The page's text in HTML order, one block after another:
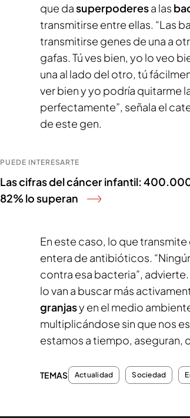
que dasuperpoderesa las
transmitirse entre ellas. “Las
transmitirse genes de una a
gafas. Tú ves bien, yo lo veo
una al lado del otro, tú
ver bien y yo podría quitarme
perfectamente”, señala el
de este gen.
PUEDE INTERESARTE
Las cifras del cáncer infantil:
82% lo superan
En este caso, lo que transmite
entera de antibióticos.
contra esa bacteria”,
lo van a buscar más
granjasy en el medio
multiplicándose sin que nos
estamos a tiempo, aseguran,
TEMAS Actualidad Sociedad